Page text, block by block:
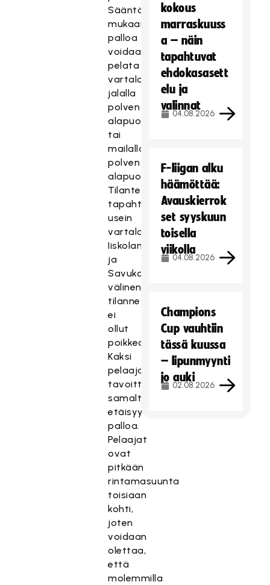
Sääntöjen
mukaan
palloa
voidaan
pelata
vartalolla,
jalalla
polven
alapuolelta
tai
mailalla
polven
alapuolelta.
Tilanteissa
tapahtuu
usein
vartalokontakteja.
Iiskolan
ja
Savukosken
välinen
tilanne
ei
ollut
poikkeava.
Kaksi
pelaajaa
tavoittelevat
samalta
etäisyydeltä
palloa.
Pelaajat
ovat
pitkään
rintamasuunta
toisiaan
kohti,
joten
voidaan
olettaa,
että
molemmilla
kokous
marraskuuss
a – näin
tapahtuvat
ehdokasasett
elu ja
valinnat
04.08.2026
F-liigan alku
häämöttää:
Avauskierrok
set syyskuun
toisella
viikolla
04.08.2026
Champions
Cup vauhtiin
tässä kuussa
– lipunmyynti
jo auki
02.08.2026